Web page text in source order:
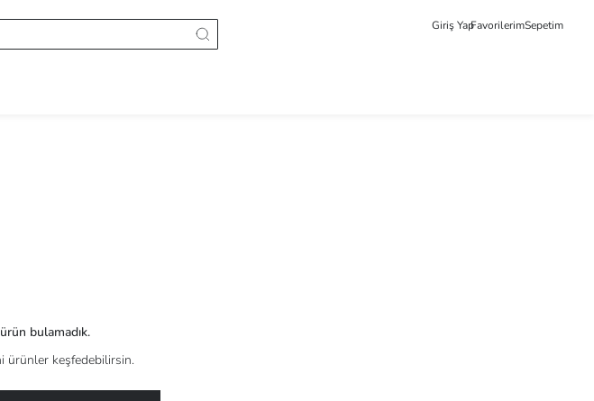
Giriş YapFavorilerimSepetim
bulamadık.
ürünler keşfedebilirsin.